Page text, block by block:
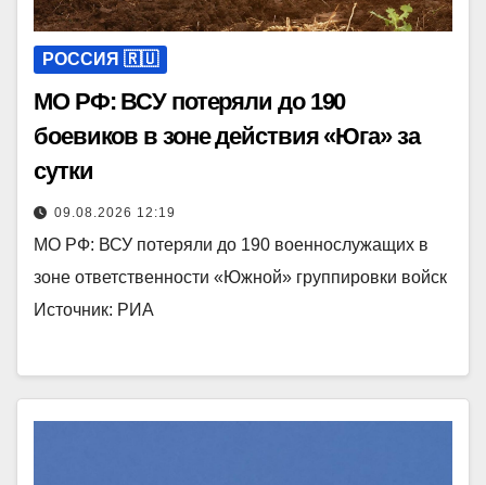
РОССИЯ 🇷🇺
МО РФ: ВСУ потеряли до 190
боевиков в зоне действия «Юга» за
сутки
09.08.2026 12:19
МО РФ: ВСУ потеряли до 190 военнослужащих в
зоне ответственности «Южной» группировки войск
Источник: РИА